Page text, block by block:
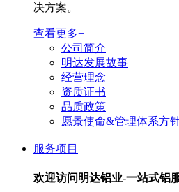
决方案。
查看更多+
公司简介
明达发展故事
经营理念
资质证书
品质政策
愿景使命&管理体系方
服务项目
欢迎访问明达铝业-一站式铝